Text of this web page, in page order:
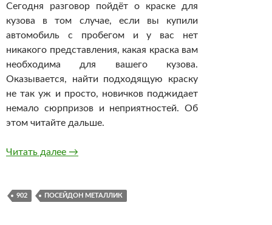
Сегодня разговор пойдёт о краске для
кузова в том случае, если вы купили
автомобиль с пробегом и у вас нет
никакого представления, какая краска вам
необходима для вашего кузова.
Оказывается, найти подходящую краску
не так уж и просто, новичков поджидает
немало сюрпризов и неприятностей. Об
этом читайте дальше.
Читать далее Приключение 4. Краска для кузова УАЗ
→
902 ПОСЕЙДОН МЕТАЛЛИК